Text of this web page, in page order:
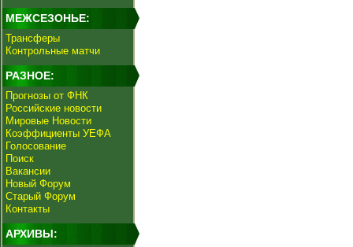
МЕЖСЕЗОНЬЕ:
Трансферы
Контрольные матчи
РАЗНОЕ:
Прогнозы от ФНК
Российские новости
Мировые Новости
Коэффициенты УЕФА
Голосование
Поиск
Вакансии
Новый Форум
Старый Форум
Контакты
АРХИВЫ: